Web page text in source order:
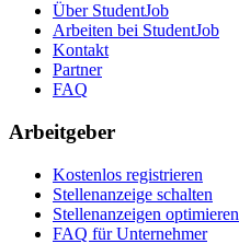
Über StudentJob
Arbeiten bei StudentJob
Kontakt
Partner
FAQ
Arbeitgeber
Kostenlos registrieren
Stellenanzeige schalten
Stellenanzeigen optimieren
FAQ für Unternehmer